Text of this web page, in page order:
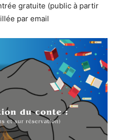
gratuite (public à partir
par email